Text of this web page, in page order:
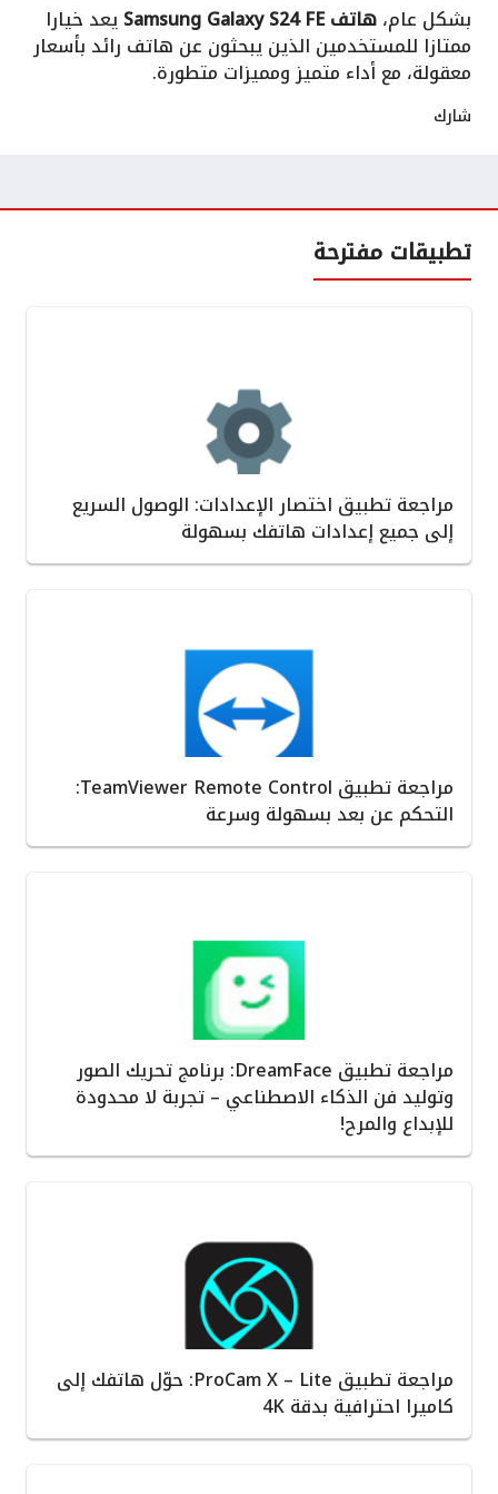
بشكل عام،هاتف Samsung Galaxy S24 FE يعد خيارا
ممتازا للمستخدمين الذين يبحثون عن هاتف رائد بأسعار
معقولة، مع أداء متميز ومميزات متطورة.
شارك
تطبيقات مفترحة
مراجعة تطبيق اختصار الإعدادات: الوصول السريع
إلى جميع إعدادات هاتفك بسهولة
مراجعة تطبيق TeamViewer Remote Control:
التحكم عن بعد بسهولة وسرعة
مراجعة تطبيق DreamFace: برنامج تحريك الصور
وتوليد فن الذكاء الاصطناعي – تجربة لا محدودة
للإبداع والمرح!
مراجعة تطبيق ProCam X – Lite: حوّل هاتفك إلى
كاميرا احترافية بدقة 4K